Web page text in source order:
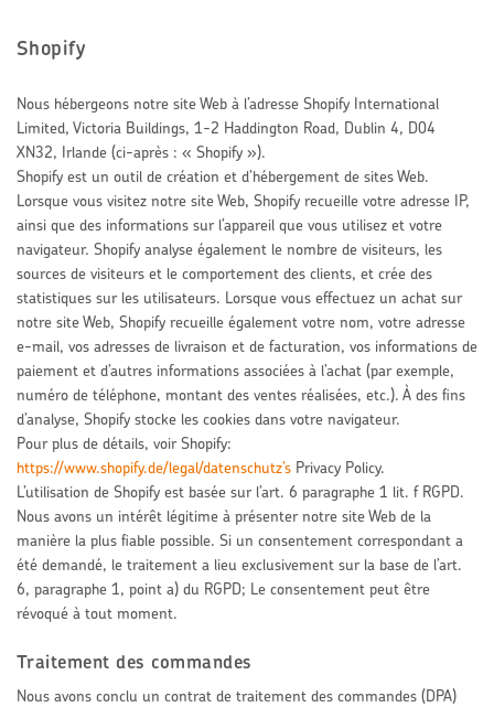
Shopify
Nous hébergeons notre site Web à l’adresse Shopify International
Limited, Victoria Buildings, 1-2 Haddington Road, Dublin 4, D04
XN32, Irlande (ci-après : « Shopify »).
Shopify est un outil de création et d’hébergement de sites Web.
Lorsque vous visitez notre site Web, Shopify recueille votre adresse IP,
ainsi que des informations sur l’appareil que vous utilisez et votre
navigateur. Shopify analyse également le nombre de visiteurs, les
sources de visiteurs et le comportement des clients, et crée des
statistiques sur les utilisateurs. Lorsque vous effectuez un achat sur
notre site Web, Shopify recueille également votre nom, votre adresse
e-mail, vos adresses de livraison et de facturation, vos informations de
paiement et d’autres informations associées à l’achat (par exemple,
numéro de téléphone, montant des ventes réalisées, etc.). À des fins
d’analyse, Shopify stocke les cookies dans votre navigateur.
Pour plus de détails, voir Shopify:
https://www.shopify.de/legal/datenschutz’s Privacy Policy.
L’utilisation de Shopify est basée sur l’art. 6 paragraphe 1 lit. f RGPD.
Nous avons un intérêt légitime à présenter notre site Web de la
manière la plus fiable possible. Si un consentement correspondant a
été demandé, le traitement a lieu exclusivement sur la base de l’art.
6, paragraphe 1, point a) du RGPD; Le consentement peut être
révoqué à tout moment.
Traitement des commandes
Nous avons conclu un contrat de traitement des commandes (DPA)